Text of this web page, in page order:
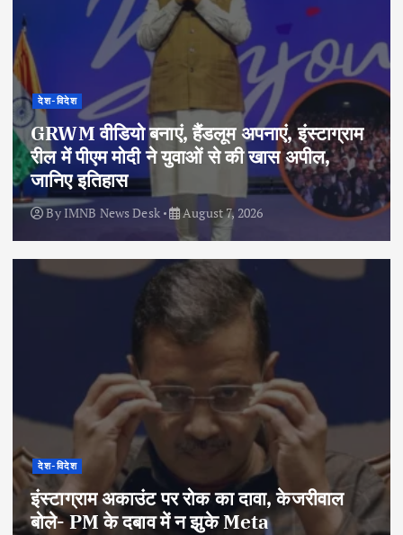
देश-विदेश
GRWM वीडियो बनाएं, हैंडलूम अपनाएं, इंस्टाग्राम
रील में पीएम मोदी ने युवाओं से की खास अपील,
जानिए इतिहास
By IMNB News Desk August 7, 2026
देश-विदेश
इंस्टाग्राम अकाउंट पर रोक का दावा, केजरीवाल
बोले- PM के दबाव में न झुके Meta